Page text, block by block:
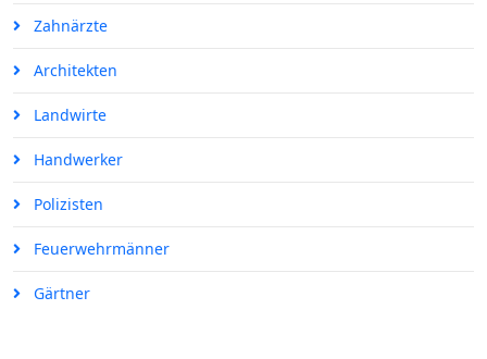
Zahnärzte
Architekten
Landwirte
Handwerker
Polizisten
Feuerwehrmänner
Gärtner